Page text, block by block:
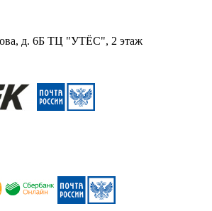
д. 6Б ТЦ "УТЁС", 2 этаж